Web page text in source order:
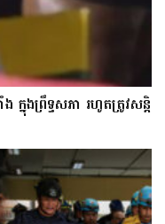
នុងព្រឹទ្ធសភា រហូតត្រូវសន្តិ